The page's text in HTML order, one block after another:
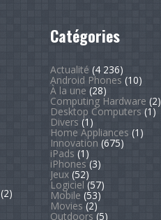
(2)
Catégories
Actualité (4 236)
Android Phones (10)
À la une (28)
Computing Hardware (2)
Desktop Computers (1)
Divers (1)
Home Appliances (1)
Innovation (675)
iPads (1)
iPhones (3)
Jeux(52)
Logiciel (57)
Mobile (53)
Movies (2)
Outdoors (5)